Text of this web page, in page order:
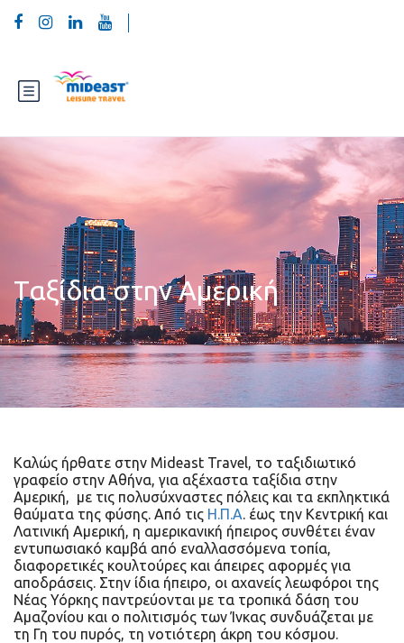
Ταξίδια στην Αμερική
Καλώς ήρθατε στην Mideast Travel, το ταξιδιωτικό
γραφείο στην Αθήνα, για αξέχαστα ταξίδια στην
Αμερική, με τις πολυσύχναστες πόλεις και τα εκπληκτικά
θαύματα της φύσης. Από τις Η.Π.Α . έως την Κεντρική και
Λατινική Αμερική, η αμερικανική ήπειρος συνθέτει έναν
εντυπωσιακό καμβά από εναλλασσόμενα τοπία,
διαφορετικές κουλτούρες και άπειρες αφορμές για
αποδράσεις. Στην ίδια ήπειρο, οι αχανείς λεωφόροι της
Νέας Υόρκης παντρεύονται με τα τροπικά δάση του
Αμαζονίου και ο πολιτισμός των Ίνκας συνδυάζεται με
τη Γη του πυρός, τη νοτιότερη άκρη του κόσμου.